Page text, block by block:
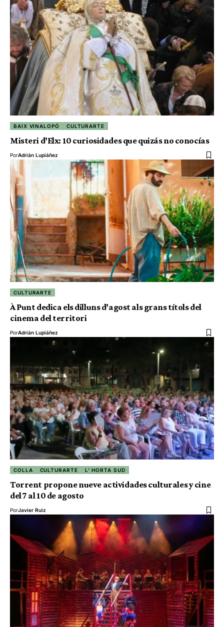
BAIX VINALOPÓ CULTURARTE
Misteri d’Elx: 10 curiosidades que quizás no conocías
PorAdrián Lupiáñez
CULTURARTE
À Punt dedica els dilluns d’agost als grans títols del
cinema del territori
PorAdrián Lupiáñez
COLLA CULTURARTE L' HORTA SUD
Torrent propone nueve actividades culturales y cine
del 7 al 10 de agosto
PorJavier Ruiz